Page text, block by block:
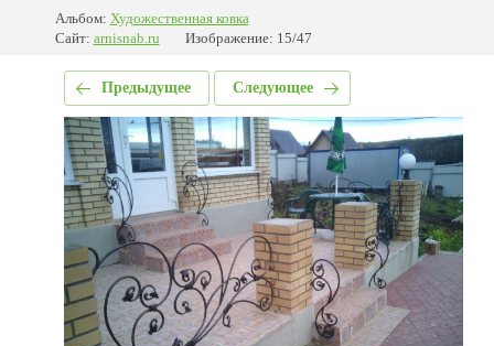
Альбом: Художественная ковка
Сайт: arnisnab.ru Изображение: 15/47
Предыдущее Следующее